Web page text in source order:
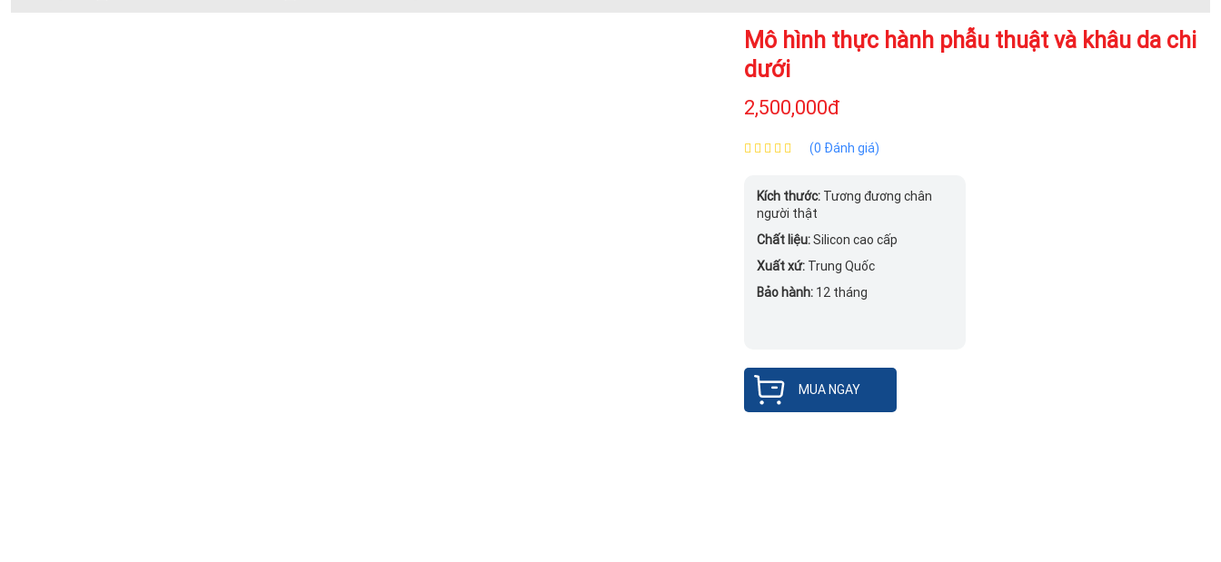
Mô hình thực hành phẫu thuật và khâu da chi
dưới
2,500,000đ
(0 Đánh giá)
Kích thước: Tương đương chân
người thật
Chất liệu:Silicon cao cấp
Xuất xứ: Trung Quốc
Bảo hành: 12 tháng
MUA NGAY